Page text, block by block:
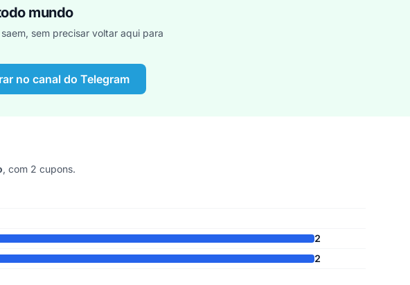
mundo
sem precisar voltar aqui para
no canal do Telegram
, com 2 cupons.
2
2